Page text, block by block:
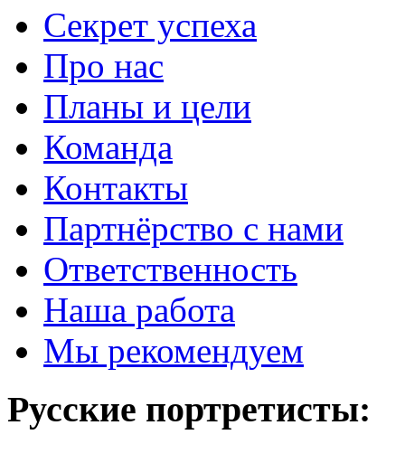
Секрет успеха
Про нас
Планы и цели
Команда
Контакты
Партнёрство с нами
Ответственность
Наша работа
Мы рекомендуем
Русские портретисты: